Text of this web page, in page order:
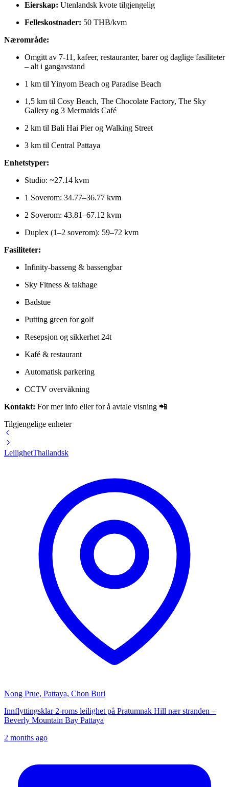
Eierskap: Utenlandsk kvote tilgjengelig
Felleskostnader: 50 THB/kvm
Nærområde:
Omgitt av 7-11, kafeer, restauranter, barer og daglige fasiliteter
– alt i gangavstand
1 km til Yinyom Beach og Paradise Beach
1,5 km til Cosy Beach, The Chocolate Factory, The Sky
Gallery og 3 Mermaids Café
2 km til Bali Hai Pier og Walking Street
3 km til Central Pattaya
Enhetstyper:
Studio: ~27.14 kvm
1 Soverom: 34.77–36.77 kvm
2 Soverom: 43.81–67.12 kvm
Duplex (1–2 soverom): 59–72 kvm
Fasiliteter:
Infinity-basseng & bassengbar
Sky Fitness & takhage
Badstue
Putting green for golf
Resepsjon og sikkerhet 24t
Kafé & restaurant
Automatisk parkering
CCTV overvåkning
Kontakt: For mer info eller for å avtale visning 📲
Tilgjengelige enheter
LeilighetThailandsk
Nong Prue, Pattaya, Chon Buri
Innflyttingsklar 2-roms leilighet på Pratumnak Hill nær stranden –
Beverly Mountain Bay Pattaya
2 months ago